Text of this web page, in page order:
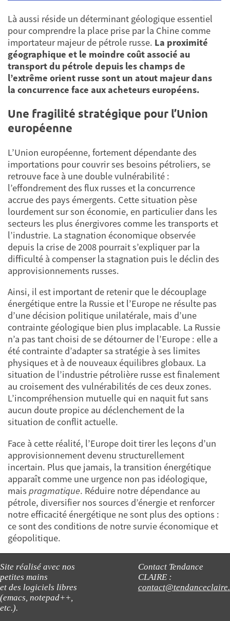
Là aussi réside un déterminant géologique essentiel
pour comprendre la place prise par la Chine comme
importateur majeur de pétrole russe. La proximité
géographique et le moindre coût associé au
transport du pétrole depuis les champs de
l’extrême orient russe sont un atout majeur dans
la concurrence face aux acheteurs européens.
Une fragilité stratégique pour l’Union
européenne
L’Union européenne, fortement dépendante des
importations pour couvrir ses besoins pétroliers, se
retrouve face à une double vulnérabilité :
l’effondrement des flux russes et la concurrence
accrue des pays émergents. Cette situation pèse
lourdement sur son économie, en particulier dans les
secteurs les plus énergivores comme les transports et
l’industrie. La stagnation économique observée
depuis la crise de 2008 pourrait s’expliquer par la
difficulté à compenser la stagnation puis le déclin des
approvisionnements russes.
Ainsi, il est important de retenir que le découplage
énergétique entre la Russie et l’Europe ne résulte pas
d’une décision politique unilatérale, mais d’une
contrainte géologique bien plus implacable. La Russie
n’a pas tant choisi de se détourner de l’Europe : elle a
été contrainte d’adapter sa stratégie à ses limites
physiques et à de nouveaux équilibres globaux. La
situation de l’industrie pétrolière russe est finalement
au croisement des vulnérabilités de ces deux zones.
L’incompréhension mutuelle qui en naquit fut sans
aucun doute propice au déclenchement de la
situation de conflit actuelle.
Face à cette réalité, l’Europe doit tirer les leçons d’un
approvisionnement devenu structurellement
incertain. Plus que jamais, la transition énergétique
apparaît comme une urgence non pas idéologique,
mais pragmatique. Réduire notre dépendance au
pétrole, diversifier nos sources d’énergie et renforcer
notre efficacité énergétique ne sont plus des options :
ce sont des conditions de notre survie économique et
géopolitique.
Site réalisé avec nos
petites mains
et des logiciels libres
(emacs, notepad++,
etc.).
Contact Tendance
CLAIRE :